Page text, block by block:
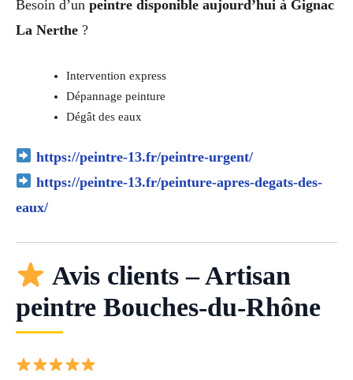
Besoin d’un peintre disponible aujourd’hui à Gignac
La Nerthe ?
Intervention express
Dépannage peinture
Dégât des eaux
https://peintre-13.fr/peintre-urgent/
https://peintre-13.fr/peinture-apres-degats-des-
eaux/
Avis clients – Artisan
peintre Bouches-du-Rhône